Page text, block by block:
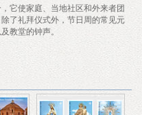
它使家庭、当地社区和外来者团
了礼拜仪式外，节日周的常见元
教堂的钟声。